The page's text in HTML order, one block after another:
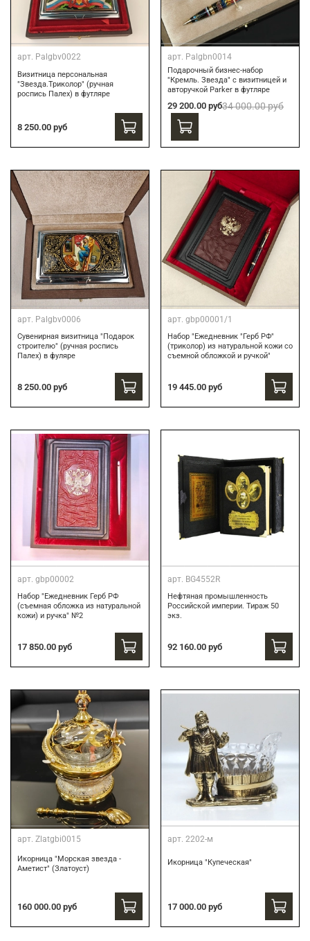
арт. Palgbv0022
Визитница персональная
"Звезда.Триколор" (ручная
роспись Палех) в футляре
8 250.00 руб
арт. Palgbn0014
Подарочный бизнес-набор
"Кремль. Звезда" с визитницей и
авторучкой Parker в футляре
29 200.00 руб34 000.00 руб
арт. Palgbv0006
Сувенирная визитница "Подарок
строителю" (ручная роспись
Палех) в фуляре
8 250.00 руб
арт. gbp00001/1
Набор "Ежедневник "Герб РФ"
(триколор) из натуральной кожи со
съемной обложкой и ручкой"
19 445.00 руб
арт. gbp00002
Набор "Ежедневник Герб РФ
(съемная обложка из натуральной
кожи) и ручка" №2
17 850.00 руб
арт. BG4552R
Нефтяная промышленность
Российской империи. Тираж 50
экз.
92 160.00 руб
арт. Zlatgbi0015
Икорница "Морская звезда -
Аметист" (Златоуст)
160 000.00 руб
арт. 2202-м
Икорница "Купеческая"
17 000.00 руб